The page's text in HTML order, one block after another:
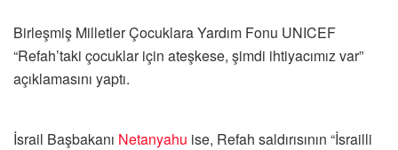
Birleşmiş Milletler Çocuklara Yardım Fonu UNICEF
“Refah’taki çocuklar için ateşkese, şimdi ihtiyacımız var”
açıklamasını yaptı.
İsrail Başbakanı Netanyahu ise, Refah saldırısının “İsrailli